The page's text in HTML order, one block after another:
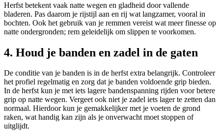
Herfst betekent vaak natte wegen en gladheid door vallende
bladeren. Pas daarom je rijstijl aan en rij wat langzamer, vooral in
bochten. Ook het gebruik van je remmen vereist wat meer finesse op
natte ondergronden; rem geleidelijk om slippen te voorkomen.
4. Houd je banden en zadel in de gaten
De conditie van je banden is in de herfst extra belangrijk. Controleer
het profiel regelmatig en zorg dat je banden voldoende grip bieden.
In de herfst kun je met iets lagere bandenspanning rijden voor betere
grip op natte wegen. Vergeet ook niet je zadel iets lager te zetten dan
normaal. Hierdoor kun je gemakkelijker met je voeten de grond
raken, wat handig kan zijn als je onverwacht moet stoppen of
uitglijdt.